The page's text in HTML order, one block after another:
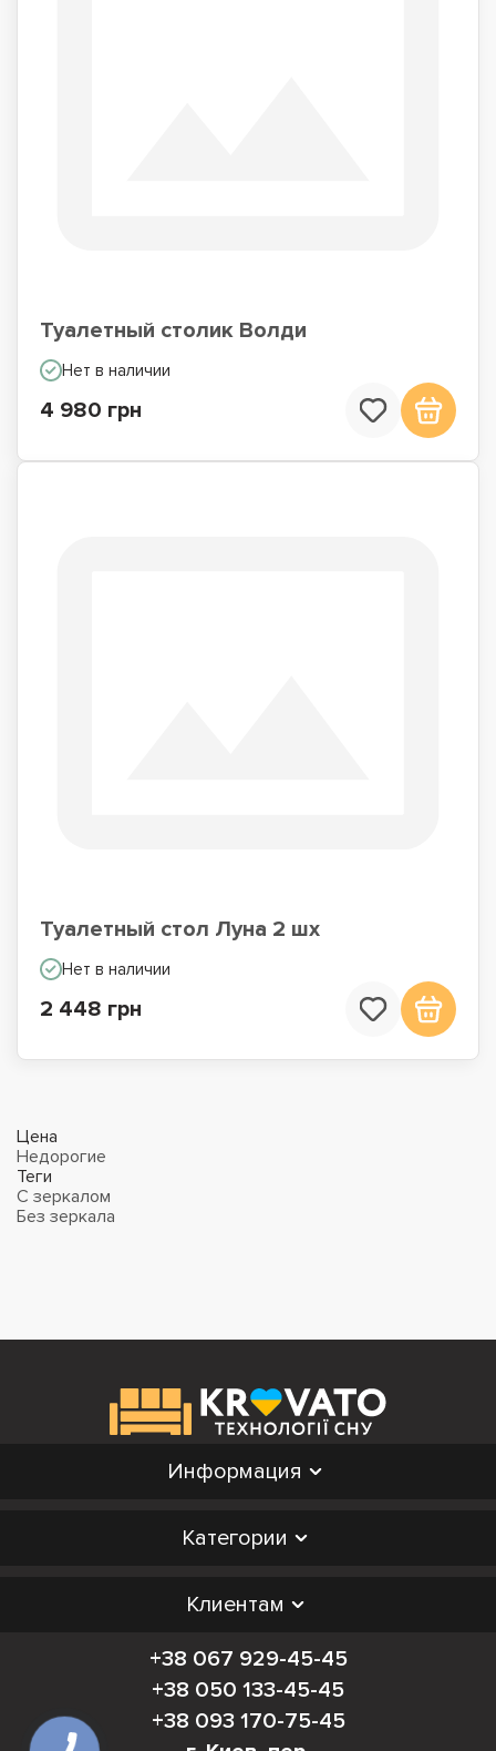
Туалетный столик Волди
Нет в наличии
4 980 грн
Туалетный стол Луна 2 шх
Нет в наличии
2 448 грн
Цена
Недорогие
Теги
C зеркалом
Без зеркала
Информация
Категории
Клиентам
+38 067 929-45-45
+38 050 133-45-45
+38 093 170-75-45